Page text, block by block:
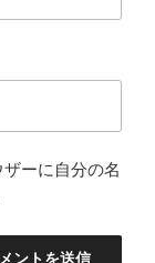
ーに自分の名